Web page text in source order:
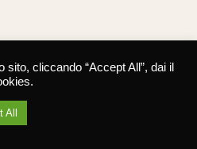
cliccando “Accept All”, dai il
All